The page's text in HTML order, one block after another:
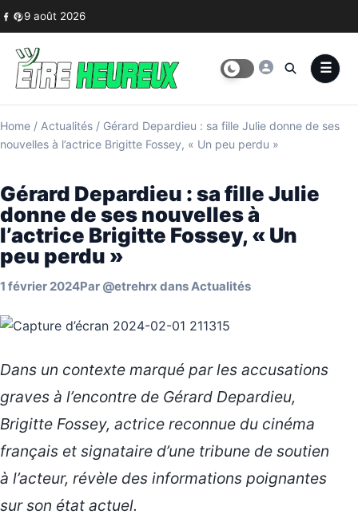
Skip to content
9 août 2026
Home / Actualités / Gérard Depardieu : sa fille Julie donne de ses
nouvelles à l’actrice Brigitte Fossey, « Un peu perdu »
Gérard Depardieu : sa fille Julie
donne de ses nouvelles à
l’actrice Brigitte Fossey, « Un
peu perdu »
1 février 2024Par @etrehrx dansActualités
Dans un contexte marqué par les accusations
graves à l’encontre de Gérard Depardieu,
Brigitte Fossey, actrice reconnue du cinéma
français et signataire d’une tribune de soutien
à l’acteur, révèle des informations poignantes
sur son état actuel.